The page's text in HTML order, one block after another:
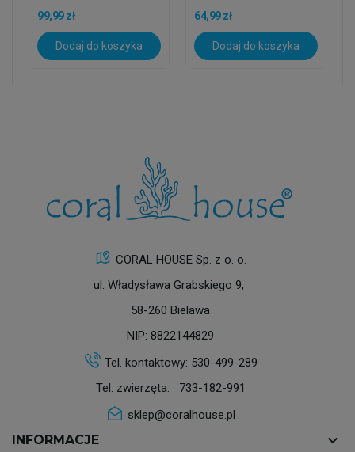
Termostatem
99,99 zł
Dodaj do koszyka
64,99 zł
Dodaj do koszyka
CORAL HOUSE Sp. z o. o.
ul. Władysława Grabskiego 9,
58-260 Bielawa
NIP: 8822144829
Tel. kontaktowy: 530-499-289
Tel. zwierzęta: 733-182-991
sklep@coralhouse.pl
INFORMACJE keyboard_arrow_down